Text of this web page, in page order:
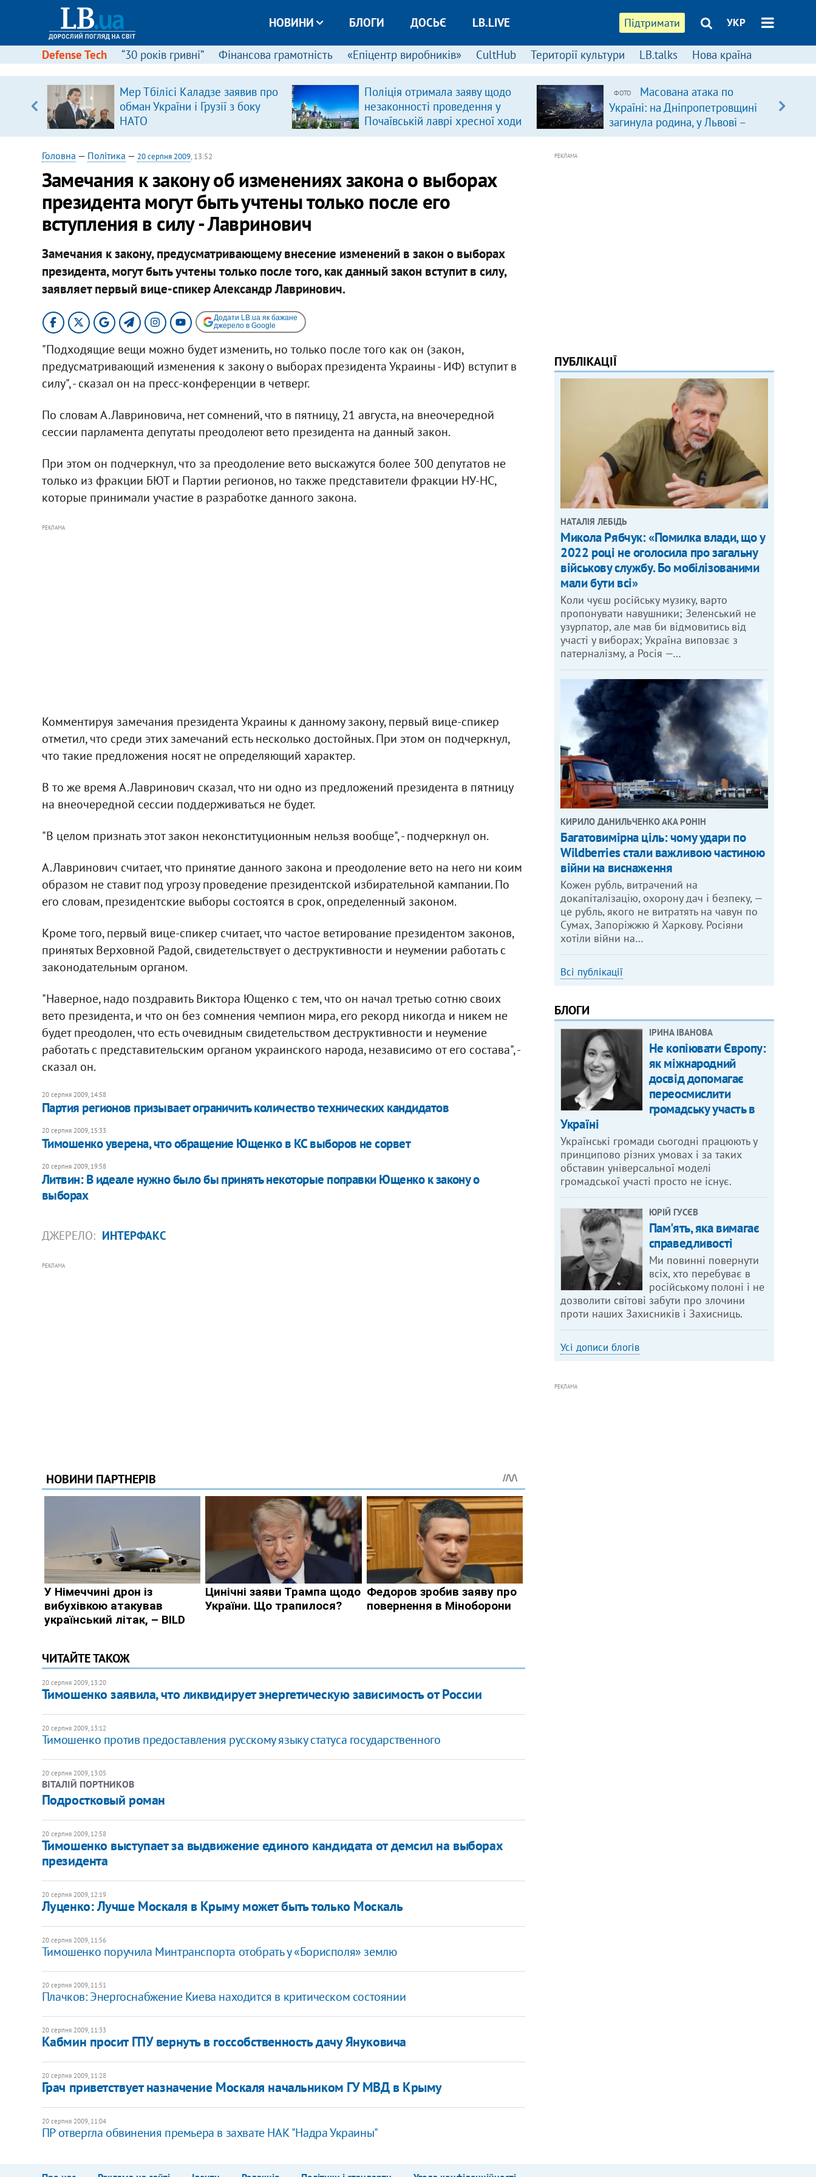
Підтримати УКР
НОВИНИ БЛОГИ ДОСЬЄ LB.LIVE
Defense Tech “30 років гривні” Фінансова грамотність «Епіцентр виробників» CultHub Території культури LB.talks Нова країна
Мер Тбілісі Каладзе заявив про
обман України і Грузії з боку
НАТО
Поліція отримала заяву щодо
незаконності проведення у
Почаївській лаврі хресної ходи
ФОТО
Масована атака по
Україні: на Дніпропетровщині
загинула родина, у Львові –
удар по багатоповерхівках
Головна — Політика — 20 серпня 2009, 13:52
Замечания к закону об изменениях закона о выборах
президента могут быть учтены только после его
вступления в силу - Лавринович
Замечания к закону, предусматривающему внесение изменений в закон о выборах
президента, могут быть учтены только после того, как данный закон вступит в силу,
заявляет первый вице-спикер Александр Лавринович.
Додати LB.ua як бажане
джерело в Google
"Подходящие вещи можно будет изменить, но только после того как он (закон,
предусматривающий изменения к закону о выборах президента Украины - ИФ) вступит в
силу", - сказал он на пресс-конференции в четверг.
По словам А.Лавриновича, нет сомнений, что в пятницу, 21 августа, на внеочередной
сессии парламента депутаты преодолеют вето президента на данный закон.
При этом он подчеркнул, что за преодоление вето выскажутся более 300 депутатов не
только из фракции БЮТ и Партии регионов, но также представители фракции НУ-НС,
которые принимали участие в разработке данного закона.
РЕКЛАМА
Комментируя замечания президента Украины к данному закону, первый вице-спикер
отметил, что среди этих замечаний есть несколько достойных. При этом он подчеркнул,
что такие предложения носят не определяющий характер.
В то же время А.Лавринович сказал, что ни одно из предложений президента в пятницу
на внеочередной сессии поддерживаться не будет.
"В целом признать этот закон неконституционным нельзя вообще", - подчеркнул он.
А.Лавринович считает, что принятие данного закона и преодоление вето на него ни коим
образом не ставит под угрозу проведение президентской избирательной кампании. По
его словам, президентские выборы состоятся в срок, определенный законом.
Кроме того, первый вице-спикер считает, что частое ветирование президентом законов,
принятых Верховной Радой, свидетельствует о деструктивности и неумении работать с
законодательным органом.
"Наверное, надо поздравить Виктора Ющенко с тем, что он начал третью сотню своих
вето президента, и что он без сомнения чемпион мира, его рекорд никогда и никем не
будет преодолен, что есть очевидным свидетельством деструктивности и неумение
работать с представительским органом украинского народа, независимо от его состава", -
сказал он.
20 серпня 2009, 14:58
Партия регионов призывает ограничить количество технических кандидатов
20 серпня 2009, 15:33
Тимошенко уверена, что обращение Ющенко в КС выборов не сорвет
20 серпня 2009, 19:58
Литвин: В идеале нужно было бы принять некоторые поправки Ющенко к закону о
выборах
ДЖЕРЕЛО: ИНТЕРФАКС
РЕКЛАМА
ЧИТАЙТЕ ТАКОЖ
20 серпня 2009, 13:20
Тимошенко заявила, что ликвидирует энергетическую зависимость от России
20 серпня 2009, 13:12
Тимошенко против предоставления русскому языку статуса государственного
20 серпня 2009, 13:05
ВІТАЛІЙ ПОРТНИКОВ
Подростковый роман
20 серпня 2009, 12:58
Тимошенко выступает за выдвижение единого кандидата от демсил на выборах
президента
20 серпня 2009, 12:19
Луценко: Лучше Москаля в Крыму может быть только Москаль
20 серпня 2009, 11:56
Тимошенко поручила Минтранспорта отобрать у «Борисполя» землю
20 серпня 2009, 11:51
Плачков: Энергоснабжение Киева находится в критическом состоянии
20 серпня 2009, 11:33
Кабмин просит ГПУ вернуть в госсобственность дачу Януковича
20 серпня 2009, 11:28
Грач приветствует назначение Москаля начальником ГУ МВД в Крыму
20 серпня 2009, 11:04
ПР отвергла обвинения премьера в захвате НАК "Надра Украины"
РЕКЛАМА
ПУБЛІКАЦІЇ
НАТАЛІЯ ЛЕБІДЬ
Микола Рябчук: «Помилка влади, що у
2022 році не оголосила про загальну
військову службу. Бо мобілізованими
мали бути всі»
Коли чуєш російську музику, варто
пропонувати навушники; Зеленський не
узурпатор, але мав би відмовитись від
участі у виборах; Україна виповзає з
патерналізму, а Росія —…
КИРИЛО ДАНИЛЬЧЕНКО АКА РОНІН
Багатовимірна ціль: чому удари по
Wildberries стали важливою частиною
війни на виснаження
Кожен рубль, витрачений на
докапіталізацію, охорону дач і безпеку, —
це рубль, якого не витратять на чавун по
Сумах, Запоріжжю й Харкову. Росіяни
хотіли війни на…
Всі публікації
БЛОГИ
ІРИНА ІВАНОВА
Не копіювати Європу:
як міжнародний
досвід допомагає
переосмислити
громадську участь в
Україні
Українські громади сьогодні працюють у
принципово різних умовах і за таких
обставин універсальної моделі
громадської участі просто не існує.
ЮРІЙ ГУСЄВ
Пам'ять, яка вимагає
справедливості
Ми повинні повернути
всіх, хто перебуває в
російському полоні і не
дозволити світові забути про злочини
проти наших Захисників і Захисниць.
Усі дописи блогів
РЕКЛАМА